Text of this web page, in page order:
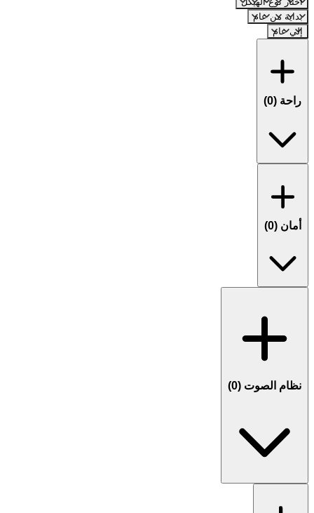
بداية من عام
إلي عام
راحة (0
)
أمان (0
)
نظام الصوت (0
)